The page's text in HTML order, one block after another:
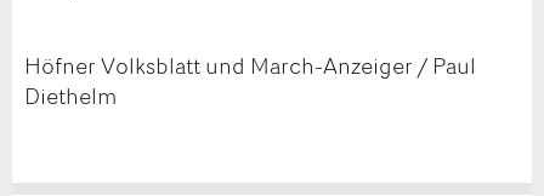
Höfner Volksblatt und March-Anzeiger / Paul
Diethelm